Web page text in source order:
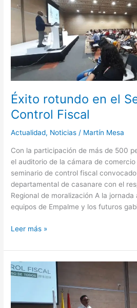
Éxito rotundo en el
Control Fiscal
Actualidad, Noticias / Martín Mesa
Con la participación de más de 500
el auditorio de la cámara de
seminario de control fiscal
departamental de casanare con el
Regional de moralización A la
equipos de Empalme y los futuros
Seminario
de
Control
Fiscal
Leer más »
#InformeEspecial
¿Cómo
Casanare